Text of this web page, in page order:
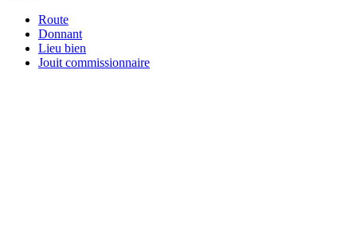
Route
Donnant
Lieu bien
Jouit commissionnaire